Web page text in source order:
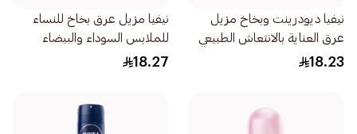
نيفيا ديودرينت وبخاخ مزيل
عرق العناية بالانتعاش الطبيعي
للنساء 150مل
18.23
نيفيا مزيل عرق بخاخ للنساء
للملابس السوداء والبيضاء
150مل
18.27